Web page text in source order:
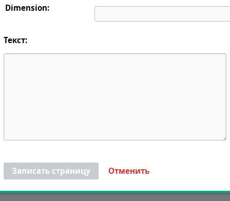
Dimension:
Текст:
Записать страницу Отменить